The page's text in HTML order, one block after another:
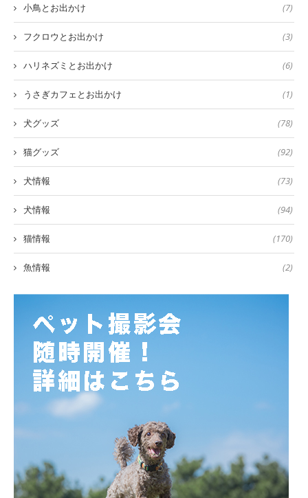
小鳥とお出かけ (7)
フクロウとお出かけ (3)
ハリネズミとお出かけ (6)
うさぎカフェとお出かけ (1)
犬グッズ (78)
猫グッズ (92)
犬情報 (73)
犬情報 (94)
猫情報 (170)
魚情報 (2)